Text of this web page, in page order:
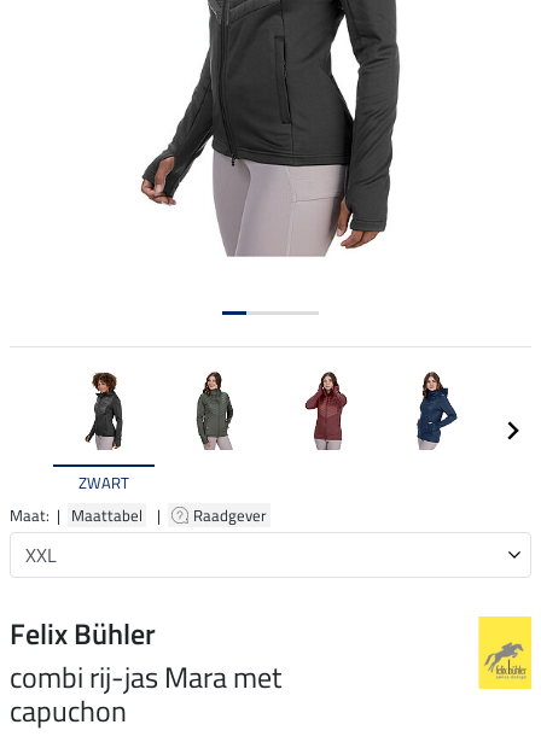
ZWART
Maat: | Maattabel | Raadgever
Felix Bühler
combi rij-jas Mara met
capuchon